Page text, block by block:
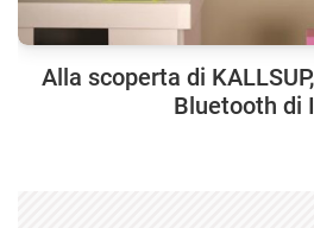
Alla scoperta di
Bluetooth di